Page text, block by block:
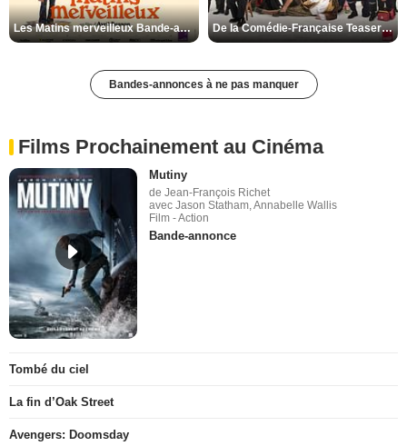
Les Matins merveilleux Bande-annonce VF De la Comédie-Française Teaser VF
Bandes-annonces à ne pas manquer
Films Prochainement au Cinéma
Mutiny
de Jean-François Richet
avec Jason Statham, Annabelle Wallis
Film - Action
Bande-annonce
Tombé du ciel
La fin d’Oak Street
Avengers: Doomsday